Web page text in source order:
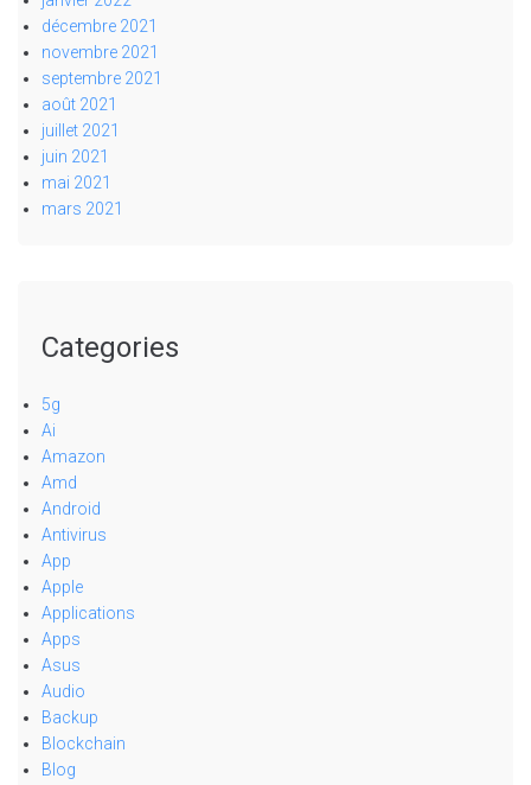
décembre 2021
novembre 2021
septembre 2021
août 2021
juillet 2021
juin 2021
mai 2021
mars 2021
Categories
5g
Ai
Amazon
Amd
Android
Antivirus
App
Apple
Applications
Apps
Asus
Audio
Backup
Blockchain
Blog